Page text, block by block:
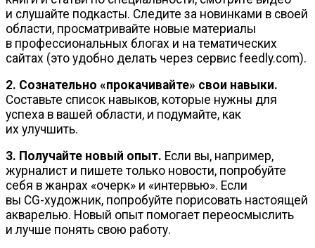
и слушайте подкасты. Следите за новинками в своей
области, просматривайте новые материалы
в профессиональных блогах и на тематических
сайтах (это удобно делать через сервис feedly.com).
2. Сознательно «прокачивайте» свои навыки.
Составьте список навыков, которые нужны для
успеха в вашей области, и подумайте, как
их улучшить.
3. Получайте новый опыт. Если вы, например,
журналист и пишете только новости, попробуйте
себя в жанрах «очерк» и «интервью». Если
вы СG-художник, попробуйте порисовать настоящей
акварелью. Новый опыт помогает переосмыслить
и лучше понять свою работу.